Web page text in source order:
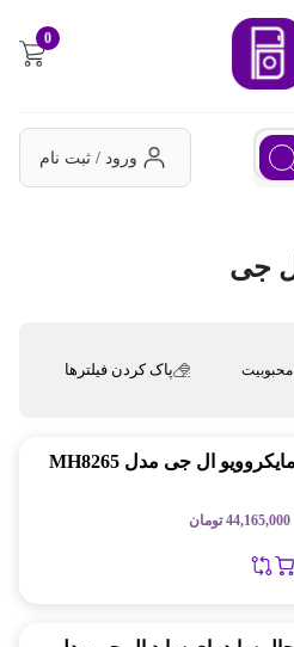
0
ورود / ثبت نام
جی
محبوبیت پاک کردن فیلترها
مایکروویو ال جی مدل MH8265
44,165,000 تومان